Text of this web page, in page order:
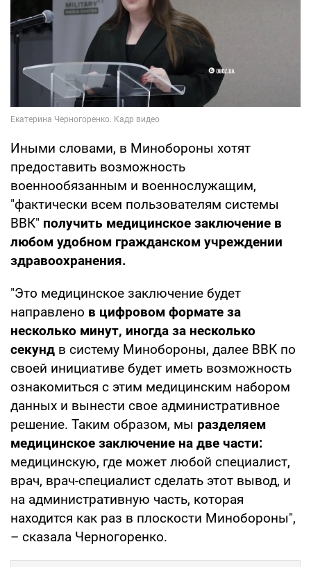
Иными словами, в Минобороны хотят
предоставить возможность
военнообязанным и военнослужащим,
"фактически всем пользователям системы
ВВК" получить медицинское заключение в
любом удобном гражданском учреждении
здравоохранения.
"Это медицинское заключение будет
направлено в цифровом формате за
несколько минут, иногда за несколько
секунд в систему Минобороны, далее ВВК по
своей инициативе будет иметь возможность
ознакомиться с этим медицинским набором
данных и вынести свое административное
решение. Таким образом, мы разделяем
медицинское заключение на две части:
медицинскую, где может любой специалист,
врач, врач-специалист сделать этот вывод, и
на административную часть, которая
находится как раз в плоскости Минобороны",
– сказала Черногоренко.